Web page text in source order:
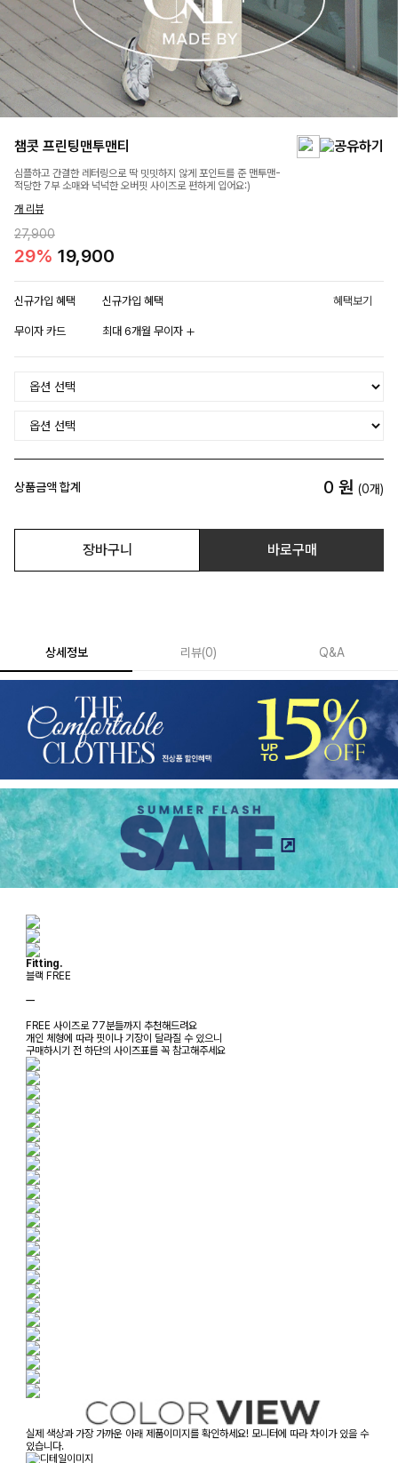
챔콧 프린팅맨투맨티
심플하고 간결한 레터링으로 딱 밋밋하지 않게 포인트를 준 맨투맨-
적당한 7부 소매와 넉넉한 오버핏 사이즈로 편하게 입어요:)
개 리뷰
27,900
29% 19,900
신규가입 혜택 신규가입 혜택 혜택보기
무이자 카드 최대 6개월 무이자
상품금액 합계 0 원 (0개)
장바구니 바로구매
상세정보 리뷰(0) Q&A
Fitting.
블랙 FREE
ㅡ
FREE 사이즈로 77분들까지 추천해드려요
개인 체형에 따라 핏이나 기장이 달라질 수 있으니
구매하시기 전 하단의 사이즈표를 꼭 참고해주세요
실제 색상과 가장 가까운 아래 제품이미지를 확인하세요! 모니터에 따라 차이가 있을 수
있습니다.